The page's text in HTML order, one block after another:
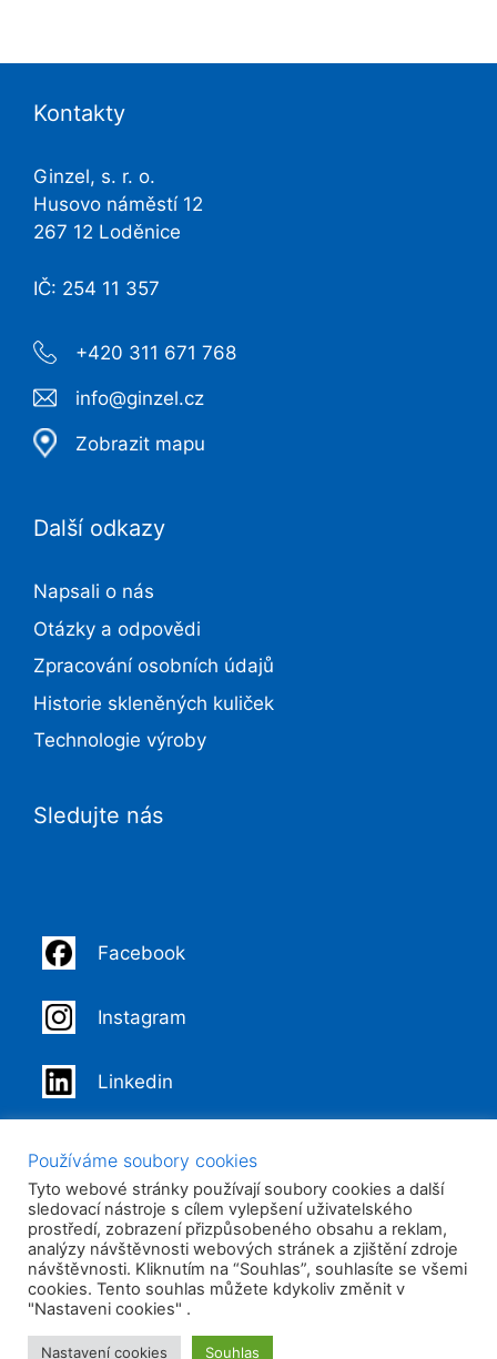
Kontakty
Ginzel, s. r. o.
Husovo náměstí 12
267 12 Loděnice
IČ: 254 11 357
+420 311 671 768
info@ginzel.cz
Zobrazit mapu
Další odkazy
Napsali o nás
Otázky a odpovědi
Zpracování osobních údajů
Historie skleněných kuliček
Technologie výroby
Sledujte nás
Facebook
Instagram
Linkedin
Sklenene-kulicky.cz
kulickovy-park.cz
Používáme soubory cookies
Tyto webové stránky používají soubory cookies a další
sledovací nástroje s cílem vylepšení uživatelského
prostředí, zobrazení přizpůsobeného obsahu a reklam,
analýzy návštěvnosti webových stránek a zjištění zdroje
návštěvnosti. Kliknutím na “Souhlas”, souhlasíte se všemi
cookies. Tento souhlas můžete kdykoliv změnit v
"Nastaveni cookies" .
Nastavení cookies Souhlas